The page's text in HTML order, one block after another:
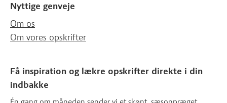
Nyttige genveje
Om os
Om vores opskrifter
Få inspiration og lækre opskrifter direkte i din
indbakke